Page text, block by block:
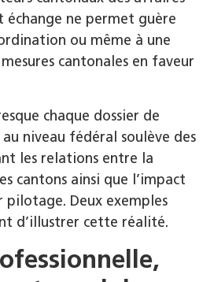
échange ne permet guère
ou même à une
cantonales en faveur
chaque dossier de
niveau fédéral soulève des
les relations entre la
cantons ainsi que l’impact
pilotage. Deux exemples
d’illustrer cette réalité.